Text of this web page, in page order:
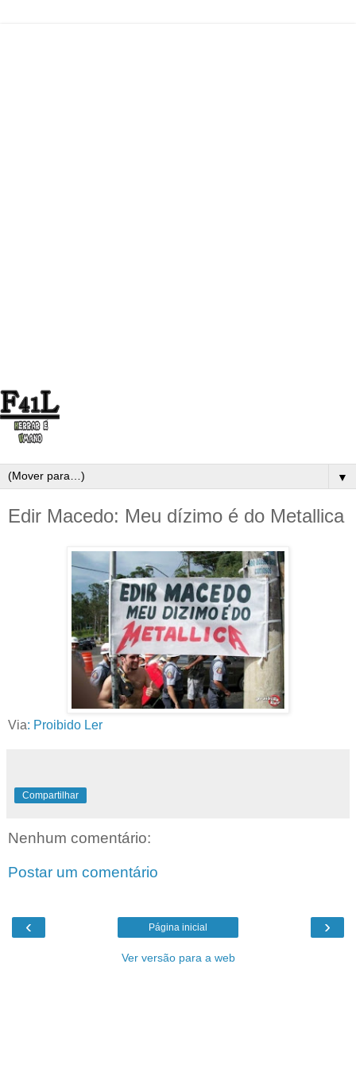
▼
Edir Macedo: Meu dízimo é do Metallica
Via: Proibido Ler
Compartilhar
Nenhum comentário:
Postar um comentário
‹ ›
Página inicial
Ver versão para a web